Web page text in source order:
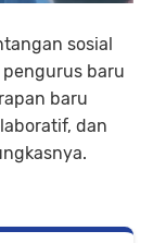
sosial
pengurus baru
baru
dan